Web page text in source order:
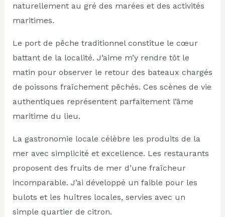
naturellement au gré des marées et des activités
maritimes.
Le port de pêche traditionnel constitue le cœur
battant de la localité. J’aime m’y rendre tôt le
matin pour observer le retour des bateaux chargés
de poissons fraîchement pêchés. Ces scènes de vie
authentiques représentent parfaitement l’âme
maritime du lieu.
La gastronomie locale célèbre les produits de la
mer avec simplicité et excellence. Les restaurants
proposent des fruits de mer d’une fraîcheur
incomparable. J’ai développé un faible pour les
bulots et les huîtres locales, servies avec un
simple quartier de citron.